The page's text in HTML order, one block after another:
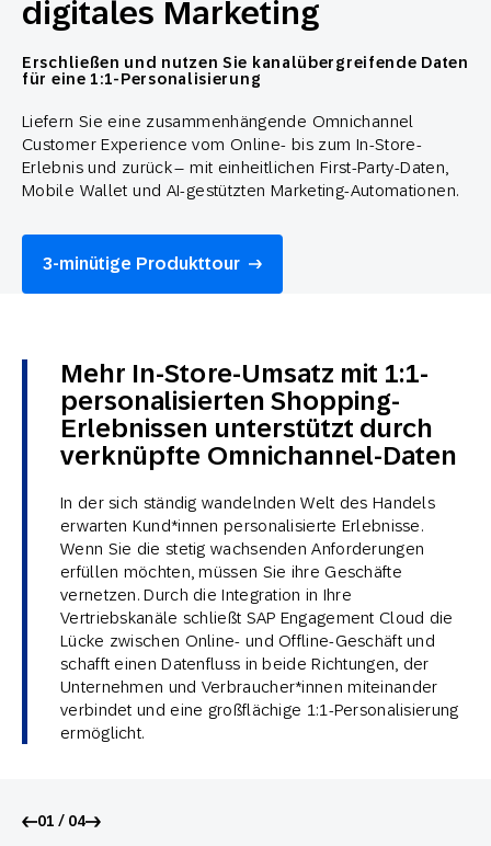
digitales Marketing
Erschließen und nutzen Sie kanalübergreifende Daten
für eine 1:1-Personalisierung
Liefern Sie eine zusammenhängende Omnichannel
Customer Experience vom Online- bis zum In-Store-
Erlebnis und zurück – mit einheitlichen First-Party-Daten,
Mobile Wallet und AI-gestützten Marketing-Automationen.
3-minütige Produkttour
Mehr In-Store-Umsatz mit 1:1-
personalisierten Shopping-
Erlebnissen unterstützt durch
verknüpfte Omnichannel-Daten
In der sich ständig wandelnden Welt des Handels
erwarten Kund*innen personalisierte Erlebnisse.
Wenn Sie die stetig wachsenden Anforderungen
erfüllen möchten, müssen Sie ihre Geschäfte
vernetzen. Durch die Integration in Ihre
Vertriebskanäle schließt SAP Engagement Cloud die
Lücke zwischen Online- und Offline-Geschäft und
schafft einen Datenfluss in beide Richtungen, der
Unternehmen und Verbraucher*innen miteinander
verbindet und eine großflächige 1:1-Personalisierung
ermöglicht.
01 / 04